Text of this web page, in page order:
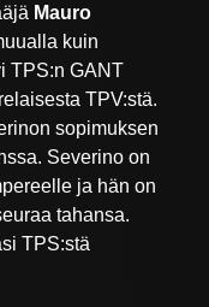
Mauro
kuin
TPS:n GANT
TPV:stä.
sopimuksen
Severino on
ja hän on
tahansa.
TPS:stä